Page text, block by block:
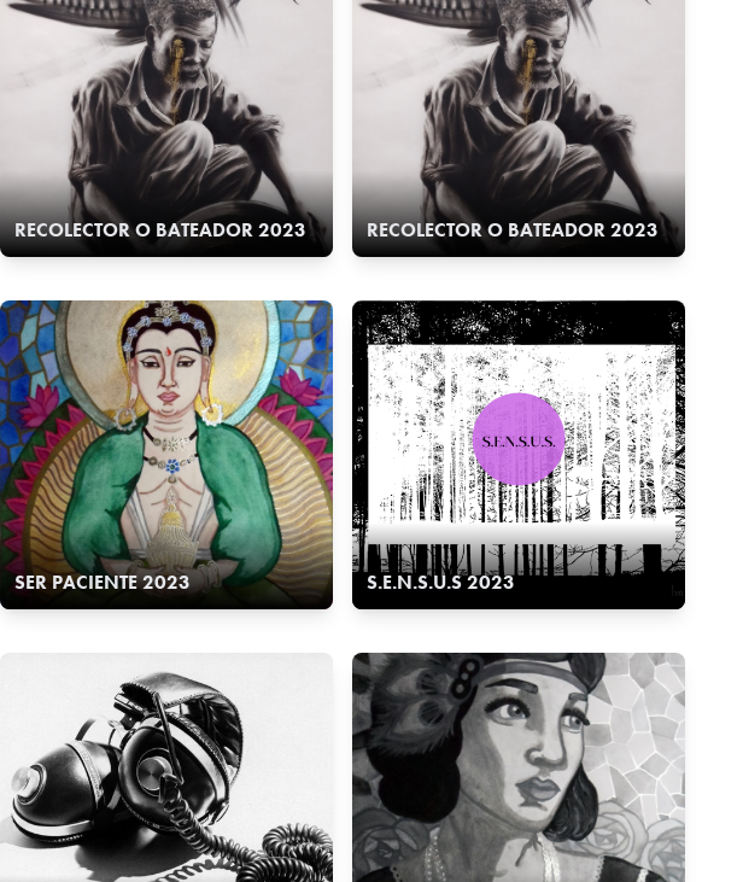
RECOLECTOR O BATEADOR 2023 RECOLECTOR O BATEADOR 2023
SER PACIENTE 2023 S.E.N.S.U.S 2023